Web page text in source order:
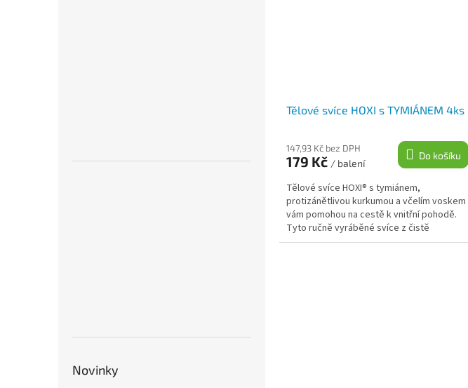
Novinky
Tělové svíce HOXI s TYMIÁNEM 4ks
147,93 Kč bez DPH
179 Kč / balení
Do košíku
Tělové svíce HOXI® s tymiánem,
protizánětlivou kurkumou a včelím voskem
vám pomohou na cestě k vnitřní pohodě.
Tyto ručně vyráběné svíce z čistě
přírodních materiálů se...